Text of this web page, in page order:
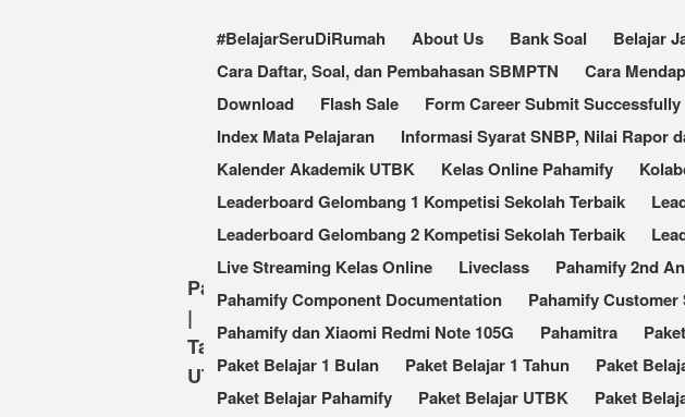
Pahamify
|
Taklukkan
UTBK
#BelajarSeruDiRumah About Us Bank Soal Belajar
Cara Daftar, Soal, dan Pembahasan SBMPTN
Cara
Download
Flash Sale Form Career Submit Successfully
Index Mata Pelajaran
Informasi Syarat SNBP, Nilai Rapor
Kalender Akademik UTBK
Kelas Online Pahamify
Leaderboard Gelombang 1 Kompetisi Sekolah Terbaik​
Leaderboard Gelombang 2 Kompetisi Sekolah Terbaik
Live Streaming Kelas Online
Liveclass Pahamify 2nd
Pahamify Component Documentation
Pahamify Customer
Pahamify dan Xiaomi Redmi Note 105G
Pahamitra
Paket Belajar 1 Bulan
Paket Belajar 1 Tahun Paket
Paket Belajar Pahamify
Paket Belajar UTBK Paket